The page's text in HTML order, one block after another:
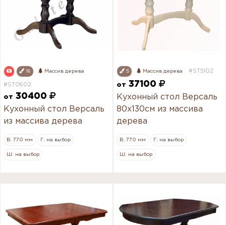
16 Массив дерева
#ST0602
от 30400
Кухонный стол Версаль
из массива дерева
В: 770 мм Г: на выбор
Ш: на выбор
5 Массив дерева #ST5102
от 37100
Кухонный стол Версаль
80х130см из массива
дерева
В: 770 мм Г: на выбор
Ш: на выбор